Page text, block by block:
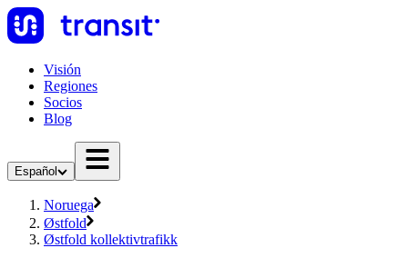
Visión
Regiones
Socios
Blog
Español
Noruega
Østfold
Østfold kollektivtrafikk